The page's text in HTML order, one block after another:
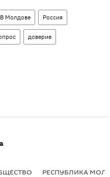
В Молдове Россия
доверие
РЕСПУБЛИКА